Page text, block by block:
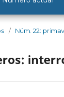
/ Núm. 22: